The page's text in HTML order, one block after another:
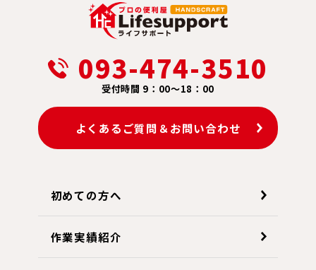
093-474-3510
受付時間 9：00～18：00
よくあるご質問＆お問い合わせ
初めての方へ
作業実績紹介